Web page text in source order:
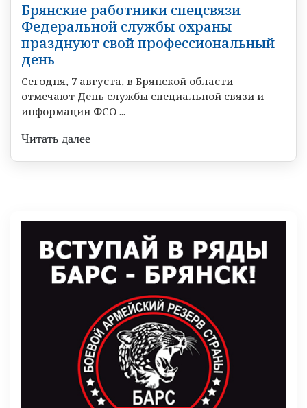
Брянские работники спецсвязи
Федеральной службы охраны
празднуют свой профессиональный
день
Сегодня, 7 августа, в Брянской области
отмечают День службы специальной связи и
информации ФСО ...
Читать далее